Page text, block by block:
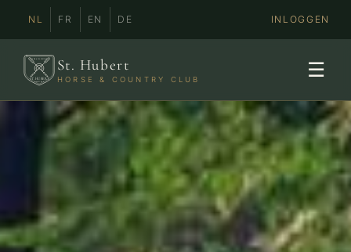
HORSE & COUNTRYCLUB
ST. HUBERT
SINCE 1920
NL FR EN DE INLOGGEN
St. Hubert
HORSE & COUNTRY CLUB ☰